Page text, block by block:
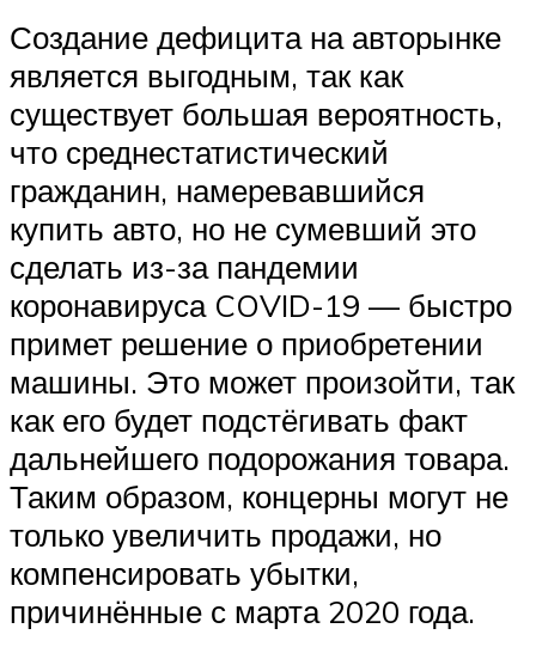
Создание дефицита на авторынке
является выгодным, так как
существует большая вероятность,
что среднестатистический
гражданин, намеревавшийся
купить авто, но не сумевший это
сделать из-за пандемии
коронавируса COVID-19 — быстро
примет решение о приобретении
машины. Это может произойти, так
как его будет подстёгивать факт
дальнейшего подорожания товара.
Таким образом, концерны могут не
только увеличить продажи, но
компенсировать убытки,
причинённые с марта 2020 года.